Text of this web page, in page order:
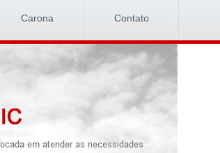
Carona Contato